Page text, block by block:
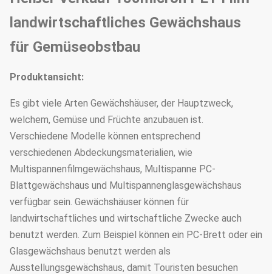
landwirtschaftliches Gewächshaus
für Gemüseobstbau
Produktansicht:
Es gibt viele Arten Gewächshäuser, der Hauptzweck,
welchem, Gemüse und Früchte anzubauen ist.
Verschiedene Modelle können entsprechend
verschiedenen Abdeckungsmaterialien, wie
Multispannenfilmgewächshaus, Multispanne PC-
Blattgewächshaus und Multispannenglasgewächshaus
verfügbar sein. Gewächshäuser können für
landwirtschaftliches und wirtschaftliche Zwecke auch
benutzt werden. Zum Beispiel können ein PC-Brett oder ein
Glasgewächshaus benutzt werden als
Ausstellungsgewächshaus, damit Touristen besuchen